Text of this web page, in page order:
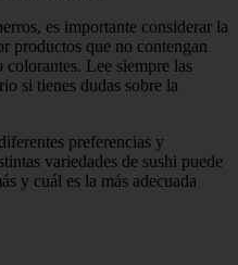
es importante considerar la
productos que no contengan
colorantes. Lee siempre las
si tienes dudas sobre la
preferencias y
variedades de sushi puede
y cuál es la más adecuada